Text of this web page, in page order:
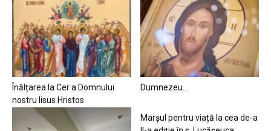
Înălțarea la Cer a Domnului
nostru Iisus Hristos
Dumnezeu…
Marșul pentru viață la cea de-a